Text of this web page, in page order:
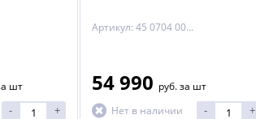
шт
- +
Артикул: 45 0704 006 07 00 00 01
54 990 руб.за шт
Нет в наличии
- +